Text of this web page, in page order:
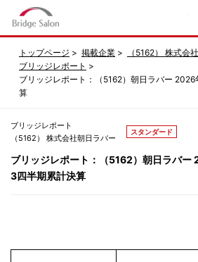
トップページ 掲載企業
（5162） 株式会
ブリッジレポート
ブリッジレポート：（5162）朝日ラバー
算
ブリッジレポート
（5162） 株式会社朝日ラバー
スタンダード
ブリッジレポート：（5162）朝日ラバー
3四半期累計決算